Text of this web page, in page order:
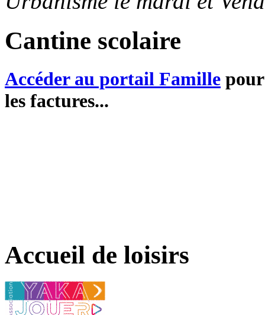
Cantine scolaire
Accéder au portail Famille
les factures...
Accueil de loisirs